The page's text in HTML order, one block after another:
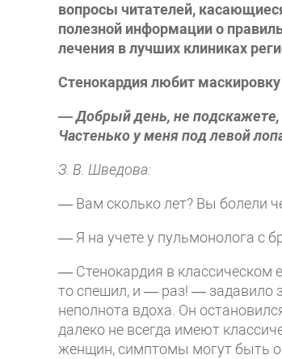
вопросы читателей,
полезной информации о
лечения в лучших клиниках
Стенокардия любит маскировку
— Добрый день, не подскажете,
Частенько у меня под левой
З. В. Шведова:
— Вам сколько лет? Вы болели
— Я на учете у пульмонолога с
— Стенокардия в классическом
то спешил, и — раз! — задавило
неполнота вдоха. Он
далеко не всегда имеют
женщин, симптомы могут быть